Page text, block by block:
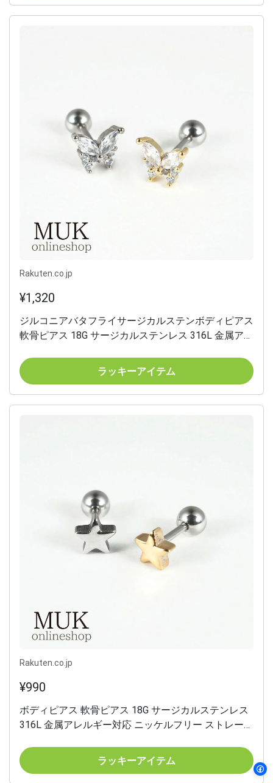
Rakuten.co.jp
¥1,320
ジルコニアバタフライサージカルステンボディピアス
軟骨ピアス 18G サージカルステンレス 316L 金属アレ
コニア バタフライ 蝶 つけっぱなし 片側ネジ式 医療
用ステンレス 軽い ゴールド シルバーレスボディピア
ス
ラッキーアイテム
Rakuten.co.jp
¥990
ボディピアス 軟骨ピアス 18G サージカルステンレス
316L 金属アレルギー対応 ニッケルフリー ストレート
ボールキャッチ 医療用ステンレス 軽い
ラッキーアイテム